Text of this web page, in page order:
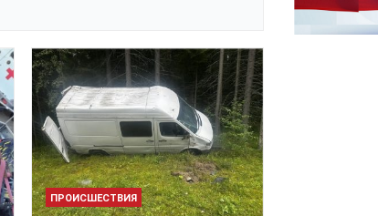
ПРОИСШЕСТВИЯ